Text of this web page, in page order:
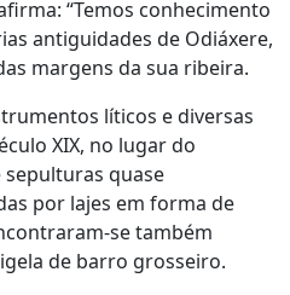
“Temos conhecimento
antiguidades de Odiáxere,
margens da sua ribeira.
líticos e diversas
XIX, no lugar do
quase
por lajes em forma de
se também
de barro grosseiro.